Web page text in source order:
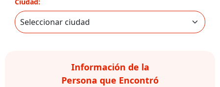
Información de la
Persona que Encontró